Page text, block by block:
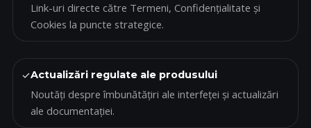
Link-uri directe către Termeni, Confidențialitate și
Cookies la puncte strategice.
✓Actualizări regulate ale produsului
Noutăți despre îmbunătățiri ale interfeței și actualizări
ale documentației.